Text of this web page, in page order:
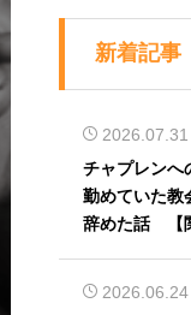
新着記事
2026.07.31
チャプレン
勤めていた教
辞めた話 【
2026.06.24